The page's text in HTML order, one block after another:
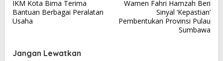
a
v
g
IKM Kota Bima Terima
Bantuan Berbagai Peralatan
Usaha
Wamen Fahri Hamzah Beri
Sinyal ‘Kepastian’
Pembentukan Provinsi Pulau
Sumbawa
Jangan Lewatkan